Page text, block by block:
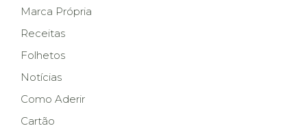
Marca Própria
Receitas
Folhetos
Notícias
Como Aderir
Cartão